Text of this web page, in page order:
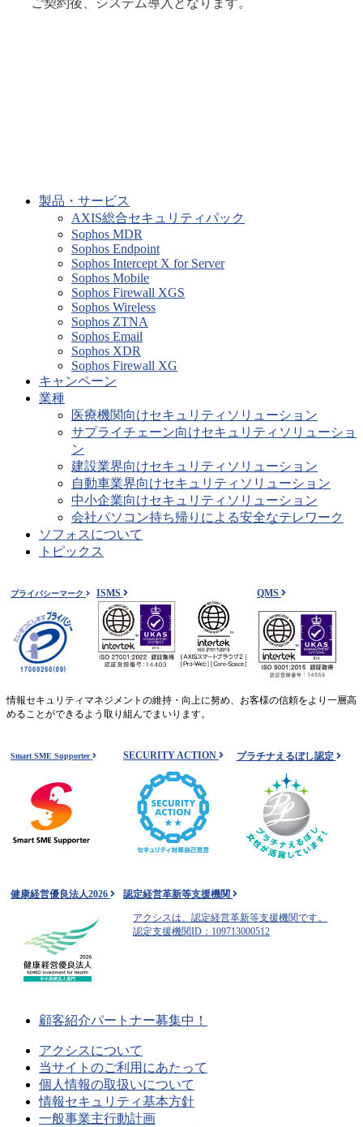
製品・サービス
AXIS総合セキュリティパック
Sophos MDR
Sophos Endpoint
Sophos Intercept X for Server
Sophos Mobile
Sophos Firewall XGS
Sophos Wireless
Sophos ZTNA
Sophos Email
Sophos XDR
Sophos Firewall XG
キャンペーン
業種
医療機関向けセキュリティソリューション
サプライチェーン向けセキュリティソリューショ
ン
建設業界向けセキュリティソリューション
自動車業界向けセキュリティソリューション
中小企業向けセキュリティソリューション
会社パソコン持ち帰りによる安全なテレワーク
ソフォスについて
トピックス
プライバシーマーク ISMS QMS
情報セキュリティマネジメントの維持・向上に努め、お客様の信頼をより一層高
めることができるよう取り組んでまいります。
Smart SME Supporter SECURITY ACTION プラチナえるぼし認定
健康経営優良法人2026 認定経営革新等支援機関
アクシスは、認定経営革新等支援機関です。
認定支援機関ID：109713000512
顧客紹介パートナー募集中！
アクシスについて
当サイトのご利用にあたって
個人情報の取扱いについて
情報セキュリティ基本方針
一般事業主行動計画